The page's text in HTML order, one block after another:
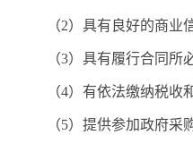
（2）具有良好的商业
（3）具有履行合同所
（4）有依法缴纳税收
（5）提供参加政府采